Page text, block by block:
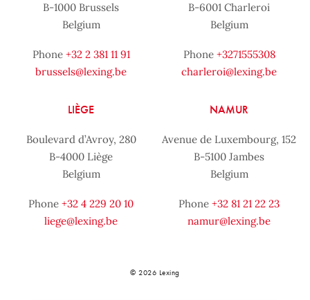
B-1000 Brussels
Belgium
Phone +32 2 381 11 91
brussels@lexing.be
B-6001 Charleroi
Belgium
Phone +3271555308
charleroi@lexing.be
LIÈGE
Boulevard d’Avroy, 280
B-4000 Liège
Belgium
Phone +32 4 229 20 10
liege@lexing.be
NAMUR
Avenue de Luxembourg, 152
B-5100 Jambes
Belgium
Phone +32 81 21 22 23
namur@lexing.be
© 2026 Lexing